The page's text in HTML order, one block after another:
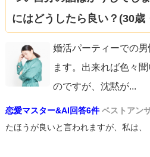
にはどうしたら良い？(30歳
婚活パーティーでの
ます。出来れば色々
のですが、沈黙が...
恋愛マスター&AI回答6件 ベストアン
たほうが良いと言われますが、私は、